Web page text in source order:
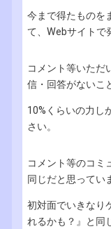
今まで得たものを
て、Webサイトで
コメント等いただ
信・回答がないこ
10%くらいの力し
さい。
コメント等のコミ
同じだと思ってい
初対面でいきなり
れるかも？』と同